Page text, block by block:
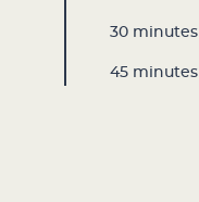
30 minutes
45 minutes